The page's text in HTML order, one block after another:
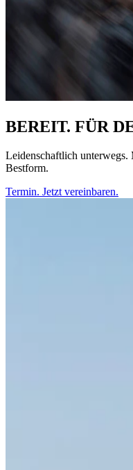
BEREIT. FÜR
Leidenschaftlich unterwegs.
Bestform.
Termin. Jetzt vereinbaren.